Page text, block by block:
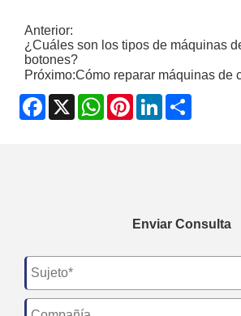
Anterior:
¿Cuáles son los tipos de máquinas
botones?
Próximo:Cómo reparar máquinas de
Facebook
X WhatsApp
PinterestLinkedIn
Enviar Consulta